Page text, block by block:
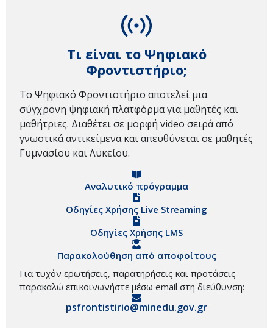
Τι είναι το Ψηφιακό
Φροντιστήριο;
Το Ψηφιακό Φροντιστήριο αποτελεί μια
σύγχρονη ψηφιακή πλατφόρμα για μαθητές και
μαθήτριες. Διαθέτει σε μορφή video σειρά από
γνωστικά αντικείμενα και απευθύνεται σε μαθητές
Γυμνασίου και Λυκείου.
Αναλυτικό πρόγραμμα
Οδηγίες Χρήσης Live Streaming
Οδηγίες Χρήσης LMS
Παρακολούθηση από αποφοίτους
Για τυχόν ερωτήσεις, παρατηρήσεις και προτάσεις
παρακαλώ επικοινωνήστε μέσω email στη διεύθυνση:
psfrontistirio@minedu.gov.gr